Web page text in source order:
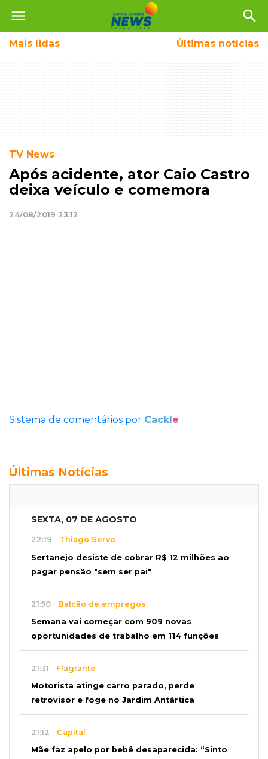
menu search
Mais lidas Últimas notícias
TV News
Após acidente, ator Caio Castro
deixa veículo e comemora
24/08/2019 23:12
Sistema de comentários por Cackle
Últimas Notícias
SEXTA, 07 DE AGOSTO
22:19 Thiago Servo
Sertanejo desiste de cobrar R$ 12 milhões ao
pagar pensão "sem ser pai"
21:50 Balcão de empregos
Semana vai começar com 909 novas
oportunidades de trabalho em 114 funções
21:31 Flagrante
Motorista atinge carro parado, perde
retrovisor e foge no Jardim Antártica
21:12 Capital
Mãe faz apelo por bebê desaparecida: “Sinto